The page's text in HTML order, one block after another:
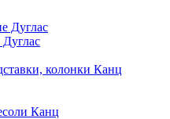
Дуглас
колонки Канц
Канц